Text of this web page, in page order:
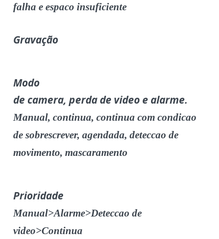
falha e espaco insuficiente
Gravação
Modo
de camera, perda de video e alarme.
Manual, continua, continua com condicao
de sobrescrever, agendada, deteccao de
movimento, mascaramento
Prioridade
Manual>Alarme>Deteccao de
video>Continua